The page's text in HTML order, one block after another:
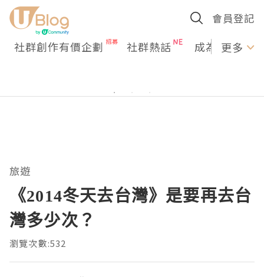
會員登記
社群創作有價企劃 社群熱話 成為U更多
旅遊
《2014冬天去台灣》是要再去台
灣多少次？
瀏覽次數:532